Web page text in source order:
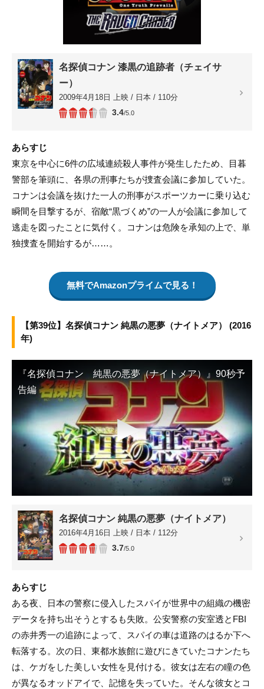
名探偵コナン 漆黒の追跡者（チェイサ
ー）
2009年4月18日 上映 / 日本 / 110分
3.4/5.0
あらすじ
東京を中心に6件の広域連続殺人事件が発生したため、目暮
警部を筆頭に、各県の刑事たちが捜査会議に参加していた。
コナンは会議を抜けた一人の刑事がスポーツカーに乗り込む
瞬間を目撃するが、宿敵“黒づくめ”の一人が会議に参加して
逃走を図ったことに気付く。コナンは危険を承知の上で、単
独捜査を開始するが……。
無料でAmazonプライムで見る！
【第39位】名探偵コナン 純黒の悪夢（ナイトメア） (2016
年)
『名探偵コナン 純黒の悪夢（ナイトメア）』90秒予
告編
▶
名探偵コナン 純黒の悪夢（ナイトメア）
2016年4月16日 上映 / 日本 / 112分
3.7/5.0
あらすじ
ある夜、日本の警察に侵入したスパイが世界中の組織の機密
データを持ち出そうとするも失敗。公安警察の安室透とFBI
の赤井秀一の追跡によって、スパイの車は道路のはるか下へ
転落する。次の日、東都水族館に遊びにきていたコナンたち
は、ケガをした美しい女性を見付ける。彼女は左右の瞳の色
が異なるオッドアイで、記憶を失っていた。そんな彼女とコ